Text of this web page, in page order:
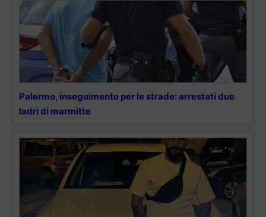
Palermo, inseguimento per le strade: arrestati due
ladri di marmitte